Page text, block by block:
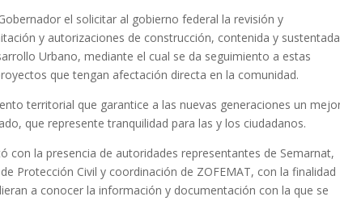
el solicitar al gobierno federal la revisión y
y autorizaciones de construcción, contenida y sustentada
Urbano, mediante el cual se da seguimiento a estas
que tengan afectación directa en la comunidad.
territorial que garantice a las nuevas generaciones un
que represente tranquilidad para las y los ciudadanos.
la presencia de autoridades representantes de Semarnat,
Protección Civil y coordinación de ZOFEMAT, con la finalidad
a conocer la información y documentación con la que se